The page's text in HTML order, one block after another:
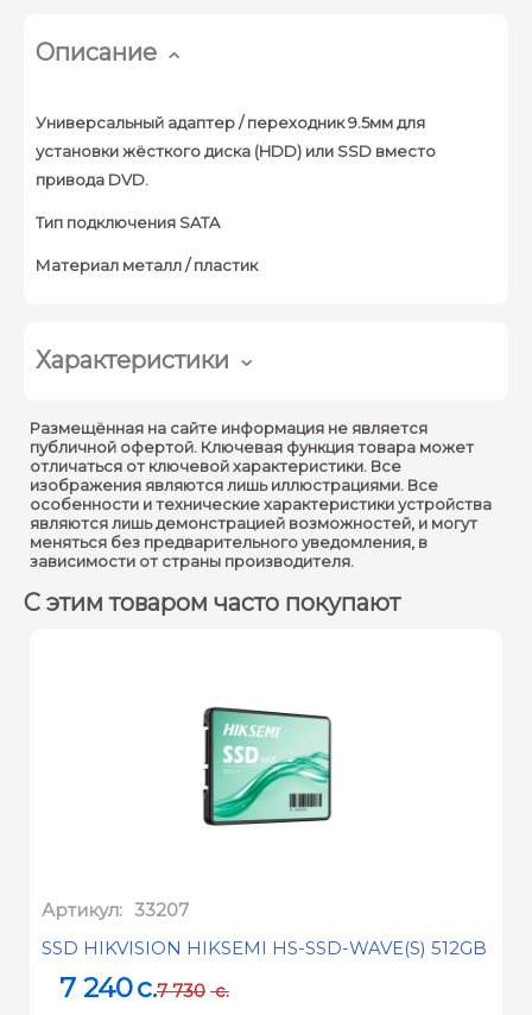
Описание
Универсальный адаптер / переходник 9.5мм для
установки жёсткого диска (HDD) или SSD вместо
привода DVD.
Тип подключения SATA
Материал металл / пластик
Характеристики
Размещённая на сайте информация не является
публичной офертой. Ключевая функция товара может
отличаться от ключевой характеристики. Все
изображения являются лишь иллюстрациями. Все
особенности и технические характеристики устройства
являются лишь демонстрацией возможностей, и могут
меняться без предварительного уведомления, в
зависимости от страны производителя.
С этим товаром часто покупают
Артикул: 33207
SSD HIKVISION HIKSEMI HS-SSD-WAVE(S) 512GB
7 240c.7 730 c.